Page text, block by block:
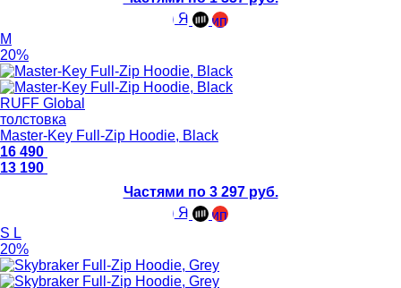
M
20%
RUFF Global
толстовка
Master-Key Full-Zip Hoodie, Black
16 490
13 190
Частями по 3 297 руб.
S L
20%